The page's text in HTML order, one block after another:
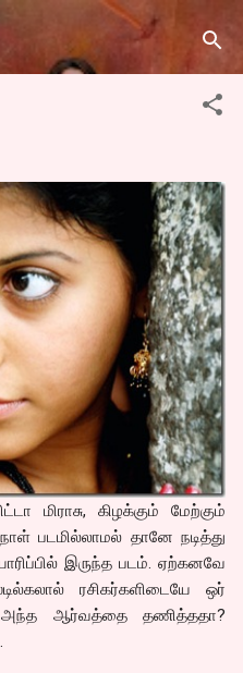
content
மிராசு, கிழக்கும் மேற்கும்
படமில்லாமல் தானே நடித்து
இருந்த படம். ஏற்கனவே
ரசிகர்களிடையே ஒர்
ஆர்வத்தை தணித்ததா?